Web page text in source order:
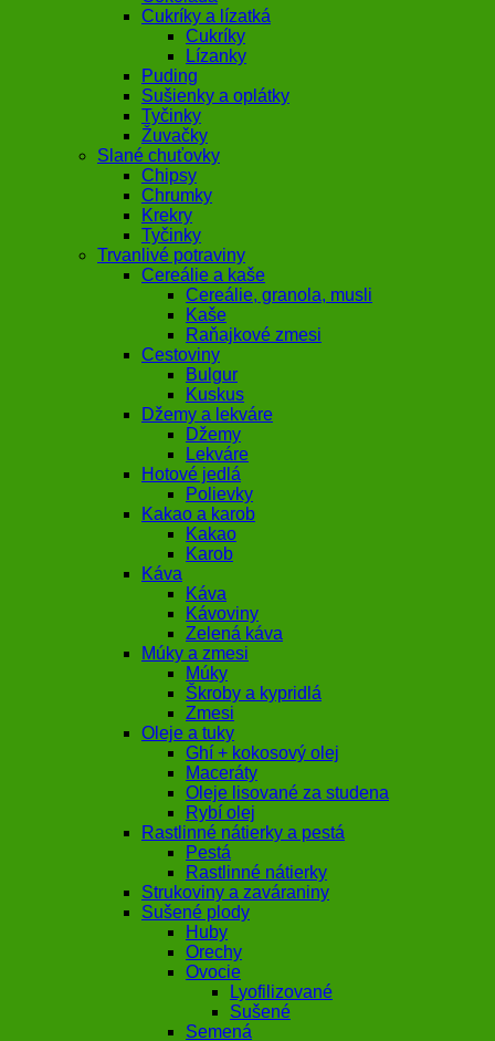
Cukríky a lízatká
Cukríky
Lízanky
Puding
Sušienky a oplátky
Tyčinky
Žuvačky
Slané chuťovky
Chipsy
Chrumky
Krekry
Tyčinky
Trvanlivé potraviny
Cereálie a kaše
Cereálie, granola, musli
Kaše
Raňajkové zmesi
Cestoviny
Bulgur
Kuskus
Džemy a lekváre
Džemy
Lekváre
Hotové jedlá
Polievky
Kakao a karob
Kakao
Karob
Káva
Káva
Kávoviny
Zelená káva
Múky a zmesi
Múky
Škroby a kypridlá
Zmesi
Oleje a tuky
Ghí + kokosový olej
Maceráty
Oleje lisované za studena
Rybí olej
Rastlinné nátierky a pestá
Pestá
Rastlinné nátierky
Strukoviny a zaváraniny
Sušené plody
Huby
Orechy
Ovocie
Lyofilizované
Sušené
Semená